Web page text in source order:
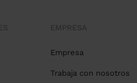
Empresa
Trabaja con nosotros